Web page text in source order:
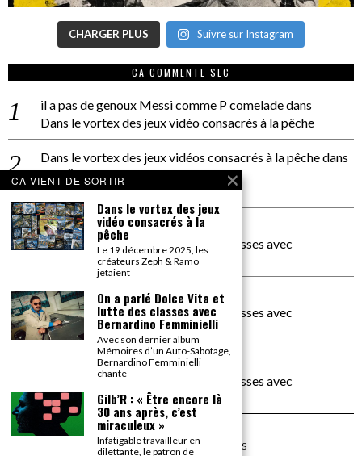
CHARGER PLUS Suivre sur Instagram
CA COMMENTE SEC
il a pas de genoux Messi comme P comeladedans
Dans le vortex des jeux vidéo consacrés à la pêche
Dans le vortex des jeux vidéos consacrés à la pêchedans
PACÔME THIELLEMENT
La séance d’Hip Gnose
La Patrie
dans
On a parlé Dolce Vita et lutte des classes avec
Bernardino Femminielli
carte noire negra à l'o tiededans
On a parlé Dolce Vita et lutte des classes avec
Bernardino Femminielli
moise et son mascarédans
On a parlé Dolce Vita et lutte des classes avec
Bernardino Femminielli
©2026TOUS DROITS RÉSERVÉS
CA VIENT DE SORTIR
Dans le vortex des jeux
vidéo consacrés à la
pêche
Le 19 décembre 2025, les
créateurs Zeph & Ramo
jetaient
On a parlé Dolce Vita et
lutte des classes avec
Bernardino Femminielli
Avec son dernier album
Mémoires d’un Auto-Sabotage,
Bernardino Femminielli
chante
Gilb’R : « Être encore là
30 ans après, c’est
miraculeux »
Infatigable travailleur en
dilettante, le patron de